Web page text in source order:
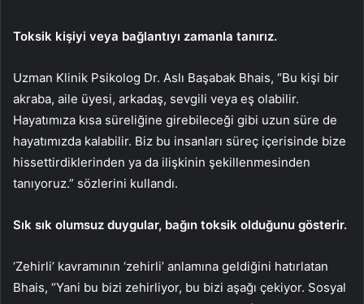
Toksik kişiyi veya bağlantıyı zamanla tanırız.
Uzman Klinik Psikolog Dr. Aslı Başabak Bhais, “Bu kişi bir
akraba, aile üyesi, arkadaş, sevgili veya eş olabilir.
Hayatımıza kısa süreliğine girebileceği gibi uzun süre de
hayatımızda kalabilir. Biz bu insanları süreç içerisinde bize
hissettirdiklerinden ya da ilişkinin şekillenmesinden
tanıyoruz.” sözlerini kullandı.
Sık sık olumsuz duygular, bağın toksik olduğunu gösterir.
‘Zehirli’ kavramının ‘zehirli’ anlamına geldiğini hatırlatan
Bhais, “Yani bu bizi zehirliyor, bu bizi aşağı çekiyor. Sosyal